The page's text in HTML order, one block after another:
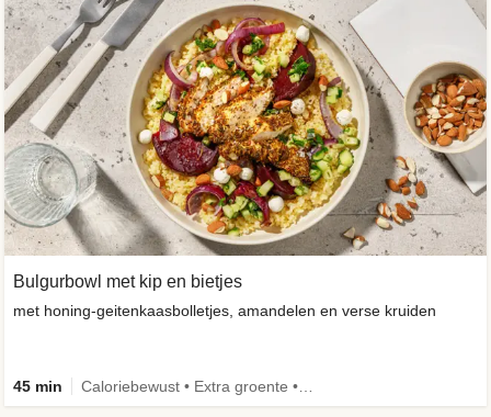
Bulgurbowl met kip en bietjes
met honing-geitenkaasbolletjes, amandelen en verse kruiden
45 min